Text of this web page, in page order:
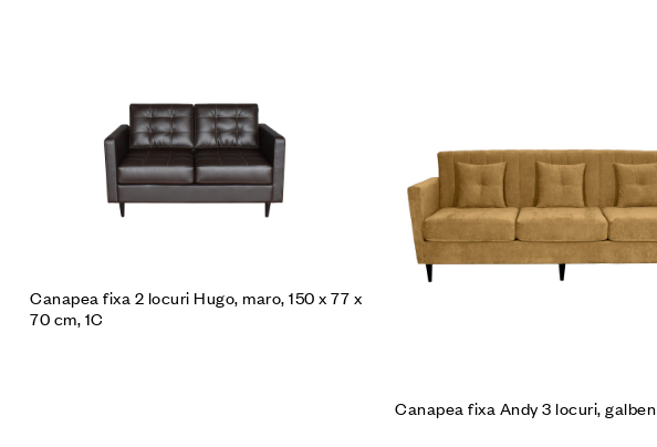
Canapea fixa 2 locuri Hugo, maro, 150 x 77 x
70 cm, 1C
Canapea fixa Andy 3 locuri, galben